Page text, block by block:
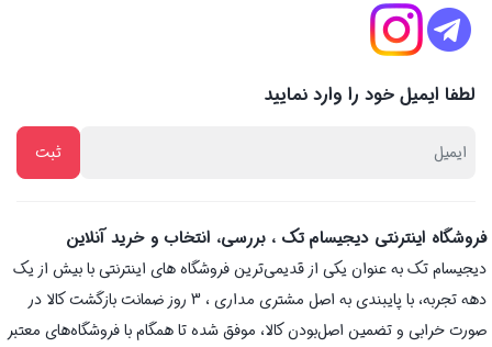
لطفا ایمیل خود را وارد نمایید
فروشگاه اینترنتی دیجیسام تک ، بررسی، انتخاب و خرید آنلاین
دیجیسام تک به عنوان یکی از قدیمی‌ترین فروشگاه های اینترنتی با بیش از یک
دهه تجربه، با پایبندی به اصل مشتری مداری ، 3 روز ضمانت بازگشت کالا در
صورت خرابی و تضمین اصل‌بودن کالا، موفق شده تا همگام با فروشگاه‌های معتبر